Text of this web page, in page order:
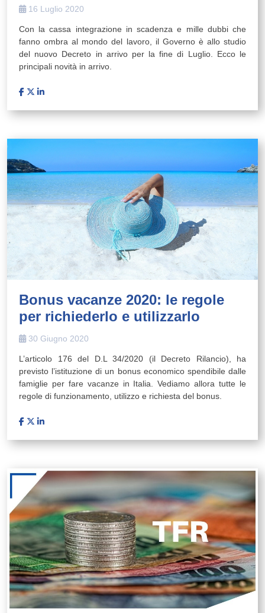
16 Luglio 2020
Con la cassa integrazione in scadenza e mille dubbi che
fanno ombra al mondo del lavoro, il Governo è allo studio
del nuovo Decreto in arrivo per la fine di Luglio. Ecco le
principali novità in arrivo.
Bonus vacanze 2020: le regole
per richiederlo e utilizzarlo
30 Giugno 2020
L’articolo 176 del D.L 34/2020 (il Decreto Rilancio), ha
previsto l’istituzione di un bonus economico spendibile dalle
famiglie per fare vacanze in Italia. Vediamo allora tutte le
regole di funzionamento, utilizzo e richiesta del bonus.